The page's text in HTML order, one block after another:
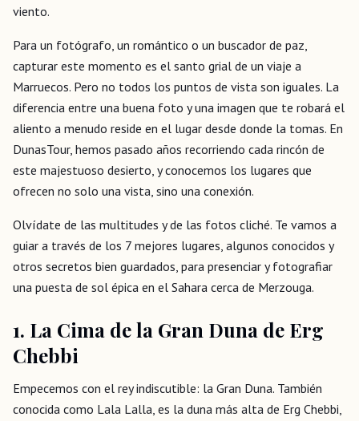
viento.
Para un fotógrafo, un romántico o un buscador de paz,
capturar este momento es el santo grial de un viaje a
Marruecos. Pero no todos los puntos de vista son iguales. La
diferencia entre una buena foto y una imagen que te robará el
aliento a menudo reside en el lugar desde donde la tomas. En
DunasTour, hemos pasado años recorriendo cada rincón de
este majestuoso desierto, y conocemos los lugares que
ofrecen no solo una vista, sino una conexión.
Olvídate de las multitudes y de las fotos cliché. Te vamos a
guiar a través de los 7 mejores lugares, algunos conocidos y
otros secretos bien guardados, para presenciar y fotografiar
una puesta de sol épica en el Sahara cerca de Merzouga.
1. La Cima de la Gran Duna de Erg
Chebbi
Empecemos con el rey indiscutible: la Gran Duna. También
conocida como Lala Lalla, es la duna más alta de Erg Chebbi,